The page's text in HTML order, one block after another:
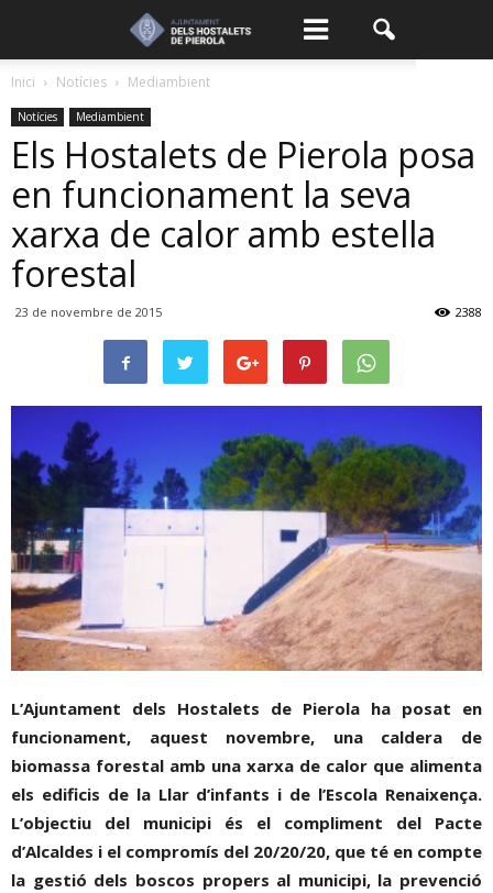
Inici Notícies Mediambient
Notícies Mediambient
Els Hostalets de Pierola posa
en funcionament la seva
xarxa de calor amb estella
forestal
23 de novembre de 2015 2388
L’Ajuntament dels Hostalets de Pierola ha posat en
funcionament, aquest novembre, una caldera de
biomassa forestal amb una xarxa de calor que alimenta
els edificis de la Llar d’infants i de l’Escola Renaixença.
L’objectiu del municipi és el compliment del Pacte
d’Alcaldes i el compromís del 20/20/20, que té en compte
la gestió dels boscos propers al municipi, la prevenció